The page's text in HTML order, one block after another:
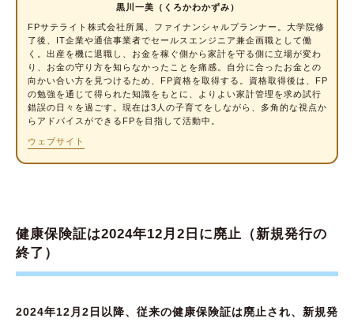
険証も変更手続きが必要？
マイナンバーカードと保険証の紐付けをして
いない場合
マイナンバーカードと保険証を紐付ける方法
デメリット
マイナンバーカードの保険証を利用するデメ
リット
いずれはマイナンバーカードの保険証が必要に
黒川一美（くろかわかずみ）
FPサテライト株式会社所属、ファイナンシャルプランナー 。大学院修
了後、IT企業や通信事業者でセールスエンジニア兼企画職として働
く。出産を機に退職し、お金を稼ぐ側から家計を守る側に立場が変わ
り、お金の守り方を知らなかったことを痛感。自分に合ったお金との
向かい合い方を見つけるため、FP資格を取得する。資格取得後は、FP
の勉強を通じて得られた知識をもとに、よりよい家計管理を求め試行
錯誤の日々を過ごす。現在は3人の子育てをしながら、多角的な視点か
らアドバイスができるFPを目指して活動中。
ウェブサイト
健康保険証は2024年12月2日に廃止（新規発行の
終了）
2024年12月2日以降、従来の健康保険証は廃止され、新規発